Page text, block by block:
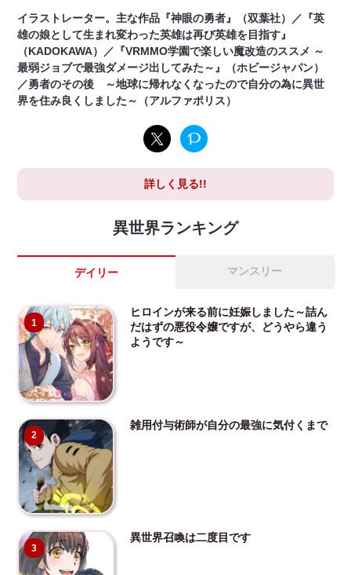
イラストレーター。主な作品『神眼の勇者』（双葉社）／『英
雄の娘として生まれ変わった英雄は再び英雄を目指す』
（KADOKAWA）／『VRMMO学園で楽しい魔改造のススメ ～
最弱ジョブで最強ダメージ出してみた～』（ホビージャパン）
／勇者のその後 ～地球に帰れなくなったので自分の為に異世
界を住み良くしました～（アルファポリス）
詳しく見る!!
異世界ランキング
デイリー マンスリー
1
ヒロインが来る前に妊娠しました～詰ん
だはずの悪役令嬢ですが、どうやら違う
ようです～
2
雑用付与術師が自分の最強に気付くまで
3
異世界召喚は二度目です